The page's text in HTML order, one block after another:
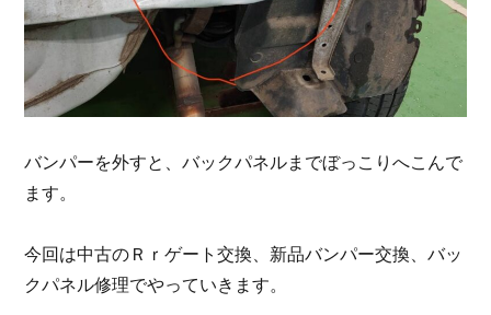
バンパーを外すと、バックパネルまでぼっこりへこんで
ます。
今回は中古のＲｒゲート交換、新品バンパー交換、バッ
クパネル修理でやっていきます。